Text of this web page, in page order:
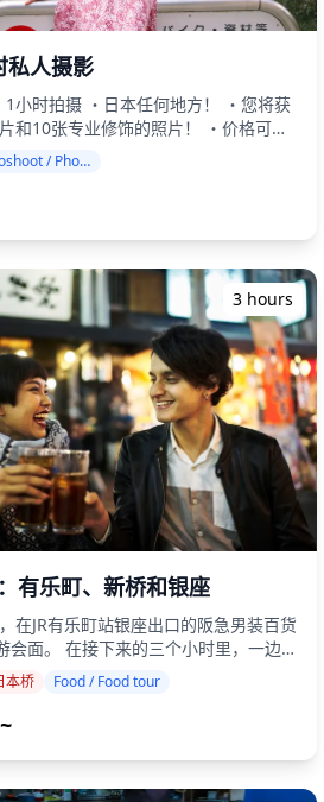
6ead8020-4ee0-
站立式酒吧文化，享用当地酿造的饮品
高层塔楼、新广场和公共艺术装置。了
其文化和历史意义。 ◆附加信息
上预订。 ・步行距离适中。 ・不推荐
无麸质饮食的人参加。 ・仅限20岁及
我们。 ![]
experiences/
experiences/
experiences/
experiences/
私人摄影
小时拍摄 ・日本任何地方！ ・您将获
和10张专业修饰的照片！ ・价格可能
。详情请先与我们联系。 我们提供
导游客前往日本一些受欢迎且独特的目
质摄影师进行的项目会配合您的旅行日
服务可在日本任何地方
提前3天预订。我们将安排会说英语/中
片文件将在一周
以选择您最喜欢的10张照片进行重新交
了唤起特定氛围，如果需要，可以调整
您在
您迟到于预定的
摄时间和交付的照片数量可能会减少。
期前3天预报拍摄地点有雨，或者在拍
雨，有三种选择：(1)重新安排日期和时
点，或(3)取消拍摄。 ![]
experiences/
experiences/
experiences/
experiences/
experiences/
Photoshoot / Photo tour
3 hours
有乐町、新桥和银座
在JR有乐町站银座出口的阪急男装百货
三个小时里，一边
熙熙攘攘的居酒屋，一边体验东京鲜为
享用美食和饮品。 我们将参观位
热闹酒吧区，这是一个唤起1970年代
巷中。 在当地人常去的居酒
饮料。 接下来，我们将前往
本桥 Food / Food tour